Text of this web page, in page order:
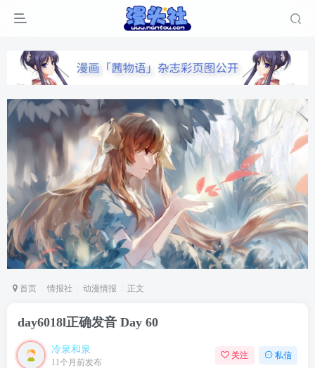
首页 情报社 动漫情报 正文
day6018l正确发音 Day 60
冷泉和泉
11个月前发布
关注 私信